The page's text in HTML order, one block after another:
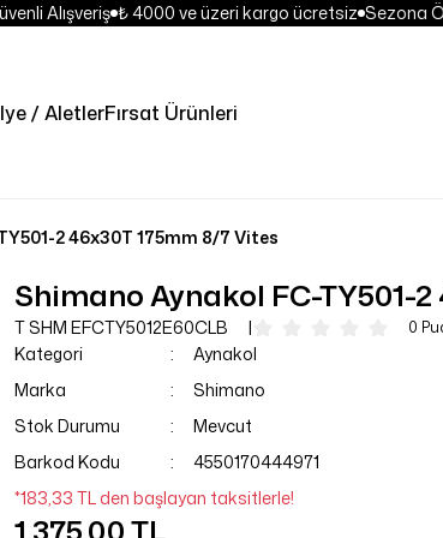
Alışveriş ₺ 4000 ve üzeri kargo ücretsiz Sezona
/ AletlerFırsat Ürünleri
2 46x30T 175mm 8/7 Vites
Shimano Aynakol FC-TY501-
T SHM EFCTY5012E60CLB 0
Kategori
Aynakol
Marka
Shimano
Stok Durumu
Mevcut
Barkod Kodu
4550170444971
*183,33 TL den başlayan taksitlerle!